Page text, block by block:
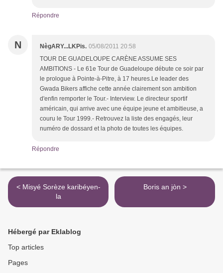
Répondre
N NègARY...LKPis. 05/08/2011 20:58
TOUR DE GUADELOUPE CARÈNE ASSUME SES
AMBITIONS - Le 61e Tour de Guadeloupe débute ce soir par
le prologue à Pointe-à-Pitre, à 17 heures.Le leader des
Gwada Bikers affiche cette année clairement son ambition
d'enfin remporter le Tour.- Interview. Le directeur sportif
américain, qui arrive avec une équipe jeune et ambitieuse, a
couru le Tour 1999.- Retrouvez la liste des engagés, leur
numéro de dossard et la photo de toutes les équipes.
Répondre
< Misyé Sorèze karibéyen-
la
Boris an jòn >
Hébergé par Eklablog
Top articles
Pages